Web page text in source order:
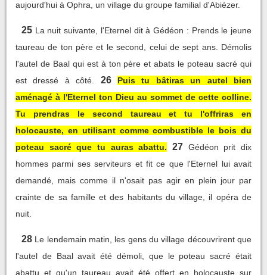
aujourd'hui à Ophra, un village du groupe familial d'Abiézer.
25 La nuit suivante, l'Eternel dit à Gédéon : Prends le jeune
taureau de ton père et le second, celui de sept ans. Démolis
l'autel de Baal qui est à ton père et abats le poteau sacré qui
est dressé à côté.
26
Puis tu bâtiras un autel bien
aménagé à l'Eternel ton Dieu au sommet de cette colline.
Tu prendras le second taureau et tu l'offriras en
holocauste, en utilisant comme combustible le bois du
poteau sacré que tu auras abattu.
27 Gédéon prit dix
hommes parmi ses serviteurs et fit ce que l'Eternel lui avait
demandé, mais comme il n'osait pas agir en plein jour par
crainte de sa famille et des habitants du village, il opéra de
nuit.
28 Le lendemain matin, les gens du village découvrirent que
l'autel de Baal avait été démoli, que le poteau sacré était
abattu et qu'un taureau avait été offert en holocauste sur